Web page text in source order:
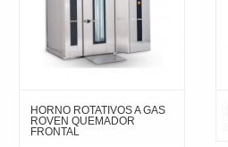
HORNO ROTATIVOS A GAS
ROVEN QUEMADOR
FRONTAL